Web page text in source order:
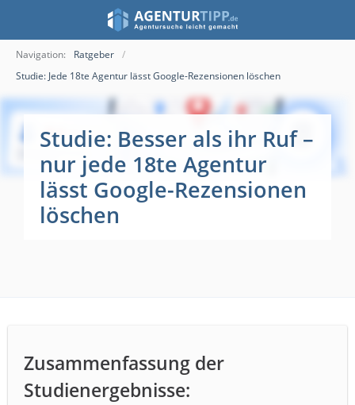
Navigation:
Ratgeber
Studie: Jede 18te Agentur lässt Google-Rezensionen löschen
Studie: Besser als ihr Ruf –
nur jede 18te Agentur
lässt Google-Rezensionen
löschen
Zusammenfassung der
Studienergebnisse: